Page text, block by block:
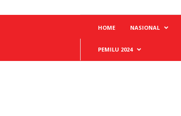
HOME NASIONAL
PEMILU 2024